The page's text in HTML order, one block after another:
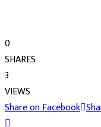
0
SHARES
3
VIEWS
Share on Facebook